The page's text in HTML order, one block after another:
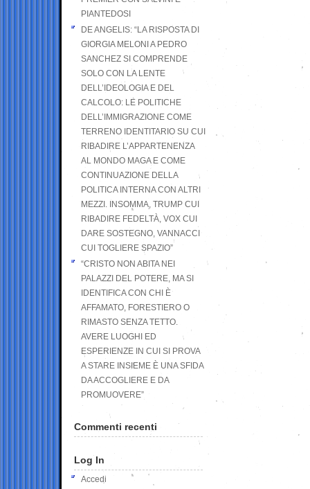
PIANTEDOSI
DE ANGELIS: “LA RISPOSTA DI
GIORGIA MELONI A PEDRO
SANCHEZ SI COMPRENDE
SOLO CON LA LENTE
DELL’IDEOLOGIA E DEL
CALCOLO: LE POLITICHE
DELL’IMMIGRAZIONE COME
TERRENO IDENTITARIO SU CUI
RIBADIRE L’APPARTENENZA
AL MONDO MAGA E COME
CONTINUAZIONE DELLA
POLITICA INTERNA CON ALTRI
MEZZI. INSOMMA, TRUMP CUI
RIBADIRE FEDELTÀ, VOX CUI
DARE SOSTEGNO, VANNACCI
CUI TOGLIERE SPAZIO”
“CRISTO NON ABITA NEI
PALAZZI DEL POTERE, MA SI
IDENTIFICA CON CHI È
AFFAMATO, FORESTIERO O
RIMASTO SENZA TETTO.
AVERE LUOGHI ED
ESPERIENZE IN CUI SI PROVA
A STARE INSIEME È UNA SFIDA
DA ACCOGLIERE E DA
PROMUOVERE”
Commenti recenti
Log In
Accedi